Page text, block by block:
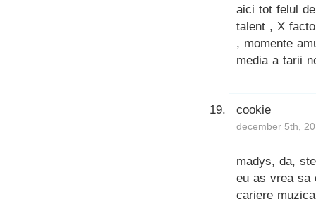
aici tot felul
talent , X
, momente
media a tarii
cookie
december 5th,
madys, da,
eu as vrea sa
cariere